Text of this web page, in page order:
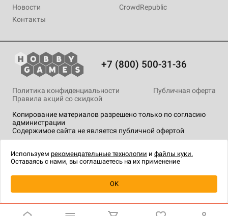
Уведомить о наличии
Новости
Контакты
CrowdRepublic
+7 (800) 500-31-36
Копирование материалов разрешено только по согласию
администрации
Содержимое сайта не является публичной офертой
Политика конфиденциальности
Публичная оферта
Правила акций со скидкой
технологии.
Используем рекомендательные технологии и файлы куки.
Оставаясь с нами, вы соглашаетесь на их применение
OK